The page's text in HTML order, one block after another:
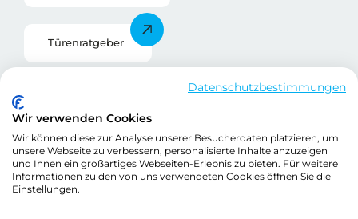
Datenschutzbestimmungen
Wir verwenden Cookies
Wir können diese zur Analyse unserer Besucherdaten platzieren, um
unsere Webseite zu verbessern, personalisierte Inhalte anzuzeigen
und Ihnen ein großartiges Webseiten-Erlebnis zu bieten. Für weitere
Informationen zu den von uns verwendeten Cookies öffnen Sie die
Einstellungen.
Türenratgeber